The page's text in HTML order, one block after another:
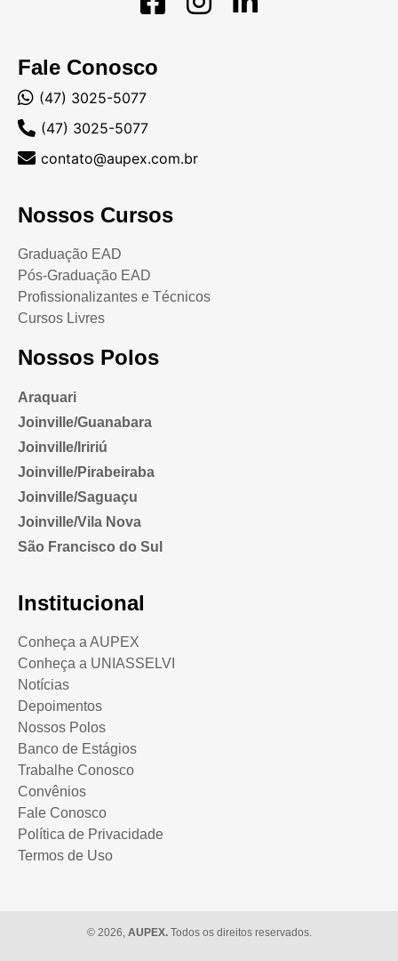
Fale Conosco
(47) 3025-5077
(47) 3025-5077
contato@aupex.com.br
Nossos Cursos
Graduação EAD
Pós-Graduação EAD
Profissionalizantes e Técnicos
Cursos Livres
Nossos Polos
Araquari
Joinville/Guanabara
Joinville/Iririú
Joinville/Pirabeiraba
Joinville/Saguaçu
Joinville/Vila Nova
São Francisco do Sul
Institucional
Conheça a AUPEX
Conheça a UNIASSELVI
Notícias
Depoimentos
Nossos Polos
Banco de Estágios
Trabalhe Conosco
Convênios
Fale Conosco
Política de Privacidade
Termos de Uso
© 2026, AUPEX.Todos os direitos reservados.